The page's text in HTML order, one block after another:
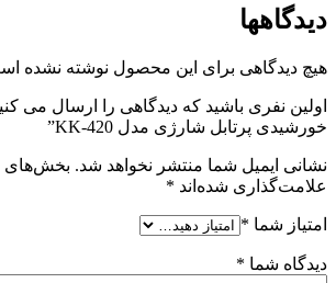
دیدگاهها
هیچ دیدگاهی برای این محصول نوشته نشده
خورشیدی پرتابل شارژی مدل KK-420”
نشانی ایمیل شما منتشر نخواهد شد. بخش‌های
علامت‌گذاری شده‌اند *
امتیاز شما *
دیدگاه شما *